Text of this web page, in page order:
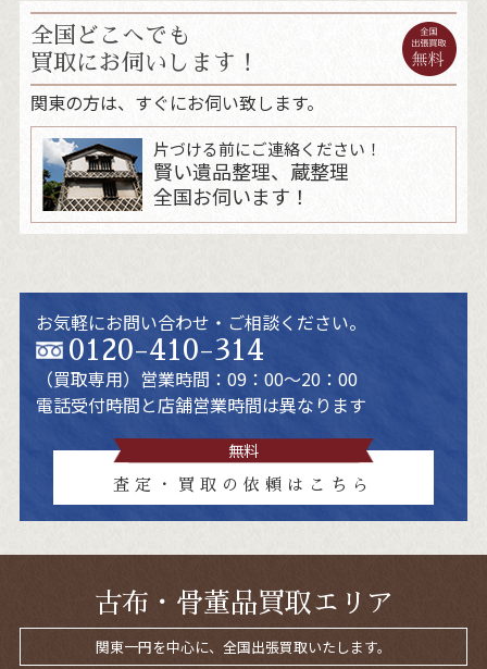
全国どこへでも
買取にお伺いします！
関東の方は、すぐにお伺い致します。
片づける前にご連絡ください！
賢い遺品整理、蔵整理
全国お伺います！
お気軽にお問い合わせ・ご相談ください。
0120-410-314
（買取専用） 営業時間：09：00～20：00
電話受付時間と店舗営業時間は異なります
無料
査定・買取の依頼はこちら
古布・骨董品買取エリア
関東一円を中心に、全国出張買取いたします。